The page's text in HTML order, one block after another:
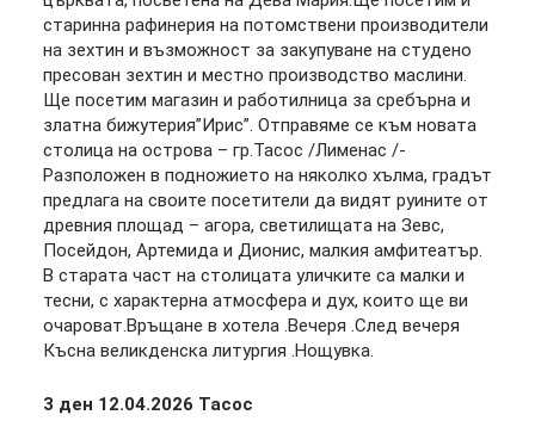
старинна рафинерия на потомствени производители
на зехтин и възможност за закупуване на студено
пресован зехтин и местно производство маслини.
Ще посетим магазин и работилница за сребърна и
златна бижутерия”Ирис”. Отправяме се към новата
столица на острова – гр.Тасос /Лименас /-
Разположен в подножието на няколко хълма, градът
предлага на своите посетители да видят руините от
древния площад – агора, светилищата на Зевс,
Посейдон, Артемида и Дионис, малкия амфитеатър.
В старата част на столицата уличките са малки и
тесни, с характерна атмосфера и дух, които ще ви
очароват.Връщане в хотела .Вечеря .След вечеря
Късна великденска литургия .Нощувка.
3 ден 12.04.2026 Тасос